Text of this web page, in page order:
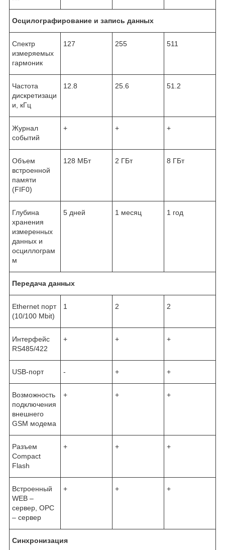
Осцилографирование и запись данных
Спектр
измеряемых
гармоник
127 255 511
Частота
дискретизаци
и, кГц
12.8 25.6 51.2
Журнал
событий
+ + +
Объем
встроенной
памяти
(FIF0)
128 МБт 2 ГБт 8 ГБт
Глубина
хранения
измеренных
данных и
осциллограм
м
5 дней 1 месяц 1 год
Передача данных
Ethernet порт
(10/100 Mbit)
1 2 2
Интерфейс
RS485/422
+ + +
USB-порт - + +
Возможность
подключения
внешнего
GSM модема
+ + +
Разъем
Compact
Flash
+ + +
Встроенный
WEB –
сервер, OPC
– сервер
+ + +
Синхронизация